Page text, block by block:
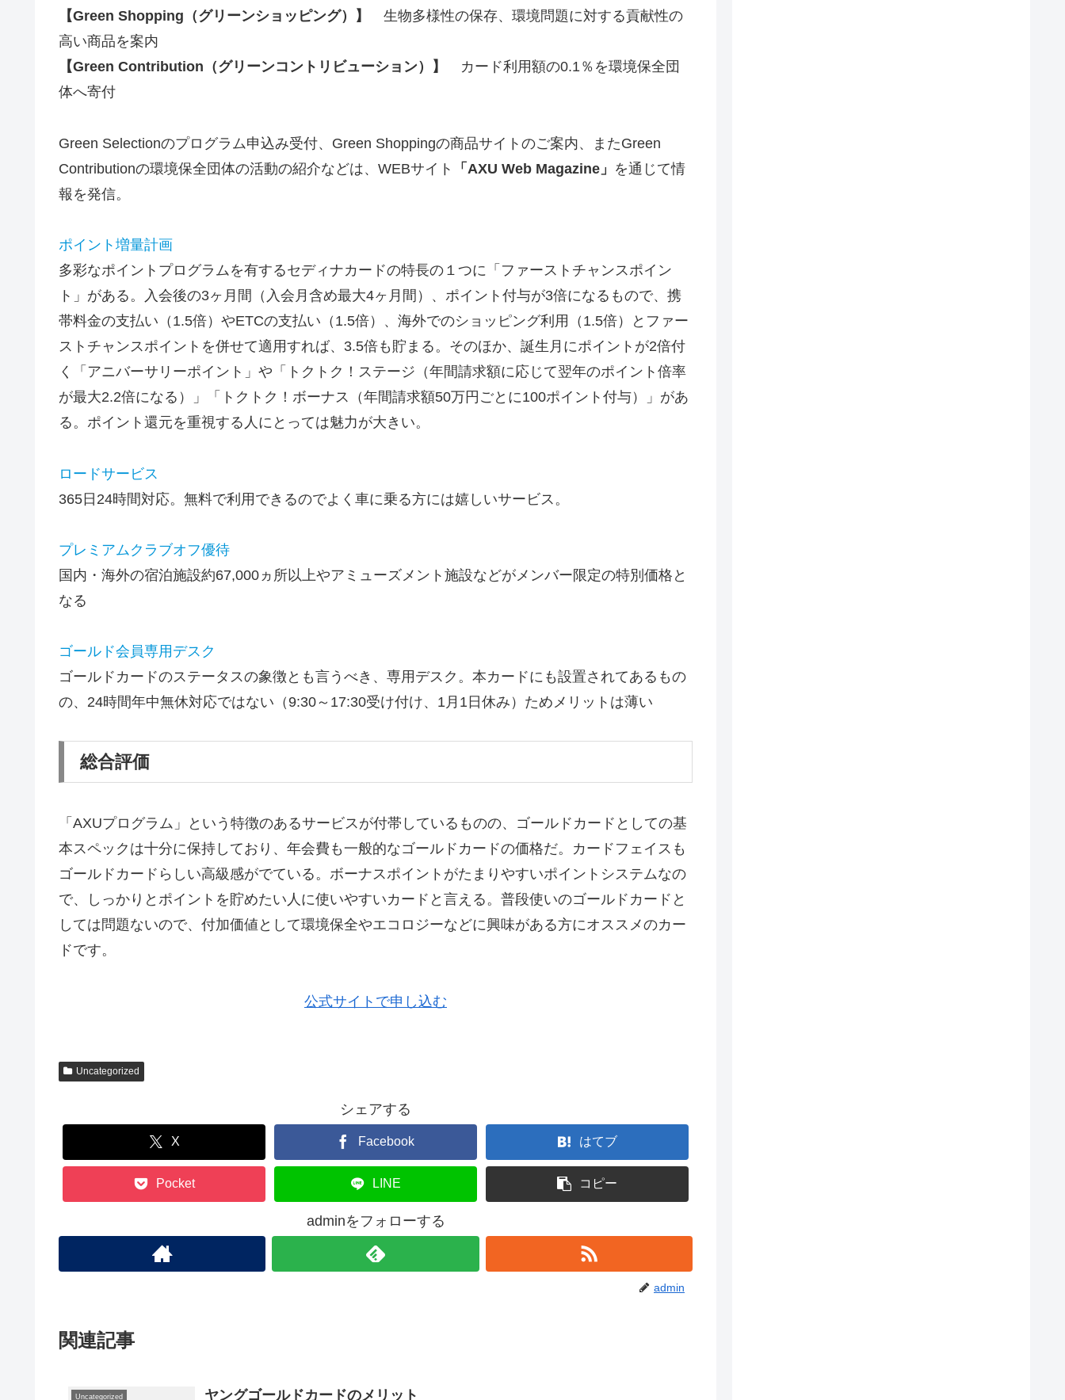
【Green Shopping（グリーンショッピング）】
生物多様性の保存、環境問題に対する貢献性の
高い商品を案内
【Green Contribution（グリーンコントリビューション）】
カード利用額の0.1％を環境保全団
体へ寄付
Green Selectionのプログラム申込み受付、Green Shoppingの商品サイトのご案内、またGreen
Contributionの環境保全団体の活動の紹介などは、WEBサイト
「AXU Web Magazine」 を通じて情
報を発信。
ポイント増量計画
多彩なポイントプログラムを有するセディナカードの特長の１つに「ファーストチャンスポイン
ト」がある。入会後の3ヶ月間（入会月含め最大4ヶ月間）、ポイント付与が3倍になるもので、携
帯料金の支払い（1.5倍）やETCの支払い（1.5倍）、海外でのショッピング利用（1.5倍）とファー
ストチャンスポイントを併せて適用すれば、3.5倍も貯まる。そのほか、誕生月にポイントが2倍付
く「アニバーサリーポイント」や「トクトク！ステージ（年間請求額に応じて翌年のポイント倍率
が最大2.2倍になる）」「トクトク！ボーナス（年間請求額50万円ごとに100ポイント付与）」があ
る。ポイント還元を重視する人にとっては魅力が大きい。
ロードサービス
365日24時間対応。無料で利用できるのでよく車に乗る方には嬉しいサービス。
プレミアムクラブオフ優待
国内・海外の宿泊施設約67,000ヵ所以上やアミューズメント施設などがメンバー限定の特別価格と
なる
ゴールド会員専用デスク
ゴールドカードのステータスの象徴とも言うべき、専用デスク。本カードにも設置されてあるもの
の、24時間年中無休対応ではない（9:30～17:30受け付け、1月1日休み）ためメリットは薄い
総合評価
「AXUプログラム」という特徴のあるサービスが付帯しているものの、ゴールドカードとしての基
本スペックは十分に保持しており、年会費も一般的なゴールドカードの価格だ。カードフェイスも
ゴールドカードらしい高級感がでている。ボーナスポイントがたまりやすいポイントシステムなの
で、しっかりとポイントを貯めたい人に使いやすいカードと言える。普段使いのゴールドカードと
しては問題ないので、付加価値として環境保全やエコロジーなどに興味がある方にオススメのカー
ドです。
公式サイトで申し込む
Uncategorized
シェアする
X Facebook はてブ
Pocket LINE コピー
adminをフォローする
admin
関連記事
Uncategorized ヤングゴールドカードのメリット